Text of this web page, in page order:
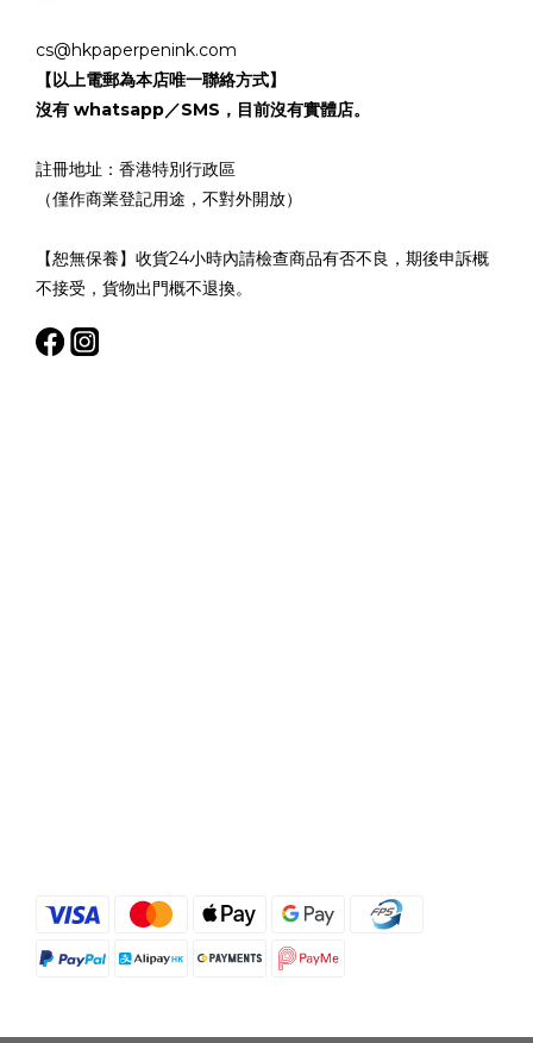
cs@hkpaperpenink.com
【以上電郵為本店唯一聯絡方式】
沒有 whatsapp／SMS，目前沒有實體店。
註冊地址：香港特別行政區
（僅作商業登記用途，不對外開放）
【恕無保養】收貨24小時內請檢查商品有否不良，期後申訴概
不接受，貨物出門概不退換。